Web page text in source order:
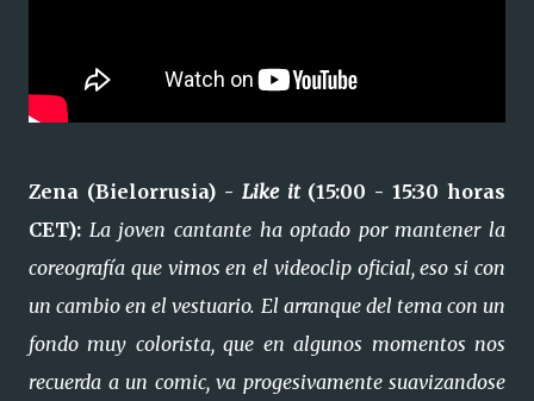
Zena (Bielorrusia) - Like it(15:00 - 15:30 horas
CET): La joven cantante ha optado por mantener la
coreografía que vimos en el videoclip oficial, eso si con
un cambio en el vestuario. El arranque del tema con un
fondo muy colorista, que en algunos momentos nos
recuerda a un comic, va progesivamente suavizandose